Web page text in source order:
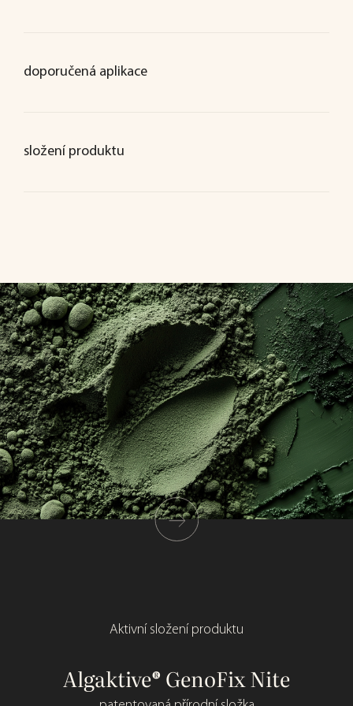
doporučená aplikace
složení produktu
Aktivní složení produktu
Algaktive® GenoFix Nite
®